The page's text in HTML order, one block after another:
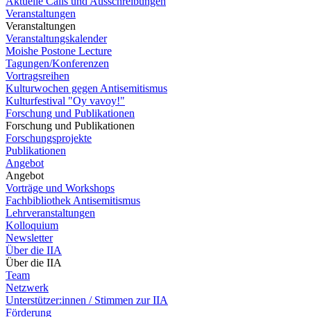
Veranstaltungen
Veranstaltungen
Veranstaltungskalender
Moishe Postone Lecture
Tagungen/Konferenzen
Vortragsreihen
Kulturwochen gegen Antisemitismus
Kulturfestival "Oy vavoy!"
Forschung und Publikationen
Forschung und Publikationen
Forschungsprojekte
Publikationen
Angebot
Angebot
Vorträge und Workshops
Fachbibliothek Antisemitismus
Lehrveranstaltungen
Kolloquium
Newsletter
Über die IIA
Über die IIA
Team
Netzwerk
Unterstützer:innen / Stimmen zur IIA
Förderung